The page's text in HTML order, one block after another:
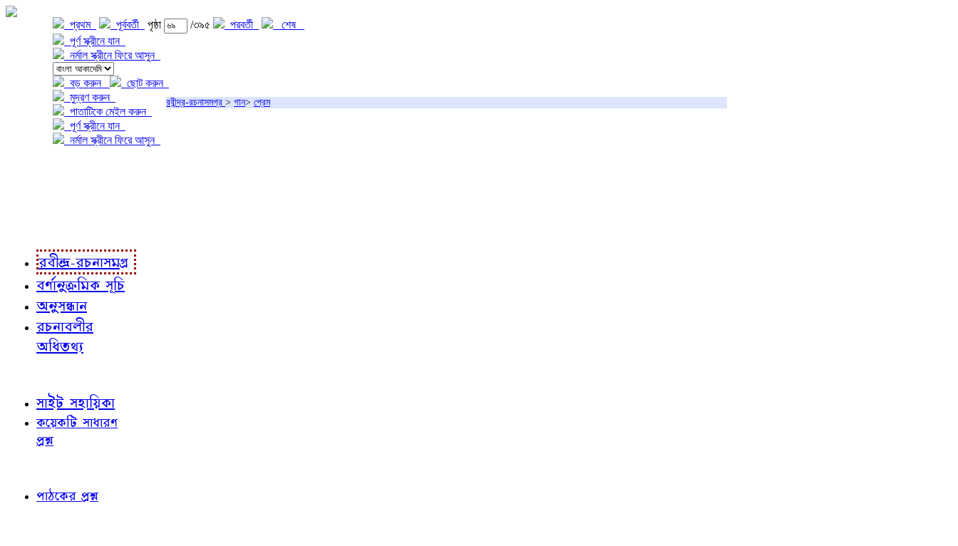
প্রথম পূর্ববর্তী পৃষ্ঠা /৩৯৫ পরবর্তী
শেষ
পূর্ণ স্ক্রীনে যান
নর্মাল স্ক্রীনে ফিরে আসুন
বড় করুন
ছোট করুন
মুদ্রণ করুন
পাতাটিকে মেইল করুন
পূর্ণ স্ক্রীনে যান
নর্মাল স্ক্রীনে ফিরে আসুন
রবীন্দ্র-রচনাসমগ্র > গান> প্রেম
রবীন্দ্র-রচনাসমগ্র
বর্ণানুক্রমিক সূচি
অনুসন্ধান
রচনাবলীর
অধিতথ্য
সাইট সহায়িকা
কয়েকটি সাধারণ
প্রশ্ন
পাঠকের প্রশ্ন